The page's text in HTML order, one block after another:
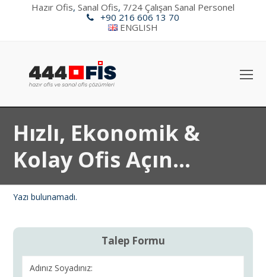
Hazır Ofis, Sanal Ofis, 7/24 Çalışan Sanal Personel
+90 216 606 13 70
ENGLISH
Hızlı, Ekonomik &
Kolay Ofis Açın...
Yazı bulunamadı.
Talep Formu